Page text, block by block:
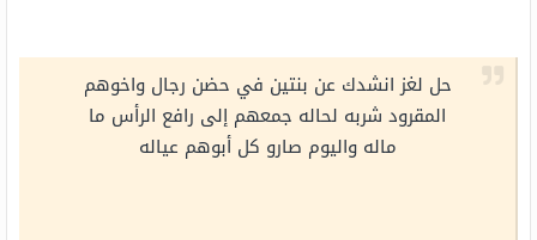
حل لغز انشدك عن بنتين في حضن رجال واخوهم
المقرود شربه لحاله جمعهم إلى رافع الرأس ما
ماله واليوم صارو كل أبوهم عياله